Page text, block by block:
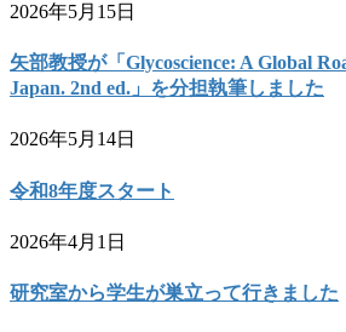
2026年5月15日
矢部教授が「Glycoscience: A Global
Japan. 2nd ed.」を分担執筆しました
2026年5月14日
令和8年度スタート
2026年4月1日
研究室から学生が巣立って行きました